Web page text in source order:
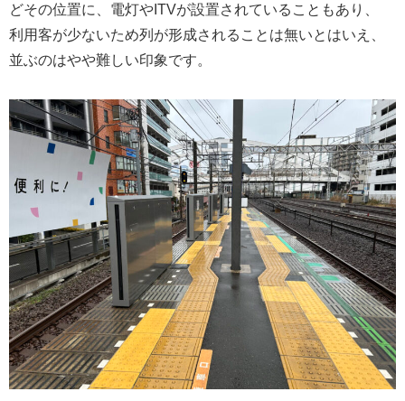
どその位置に、電灯やITVが設置されていることもあり、
利用客が少ないため列が形成されることは無いとはいえ、
並ぶのはやや難しい印象です。